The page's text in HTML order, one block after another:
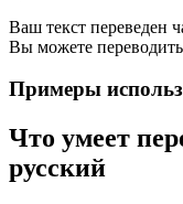
Ваш текст переведен
Вы можете
Примеры
Что умеет
русский